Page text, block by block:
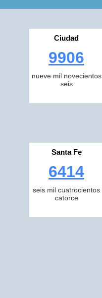
Ciudad
9906
nueve mil novecientos
seis
Santa Fe
6414
seis mil cuatrocientos
catorce